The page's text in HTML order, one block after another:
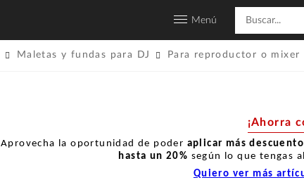
Menú
Maletas y fundas para DJ Para reproductor o mixer
¡Ahorra
Aprovecha la oportunidad de poder aplicar más
hasta un 20% según lo que tengas
Quiero ver más